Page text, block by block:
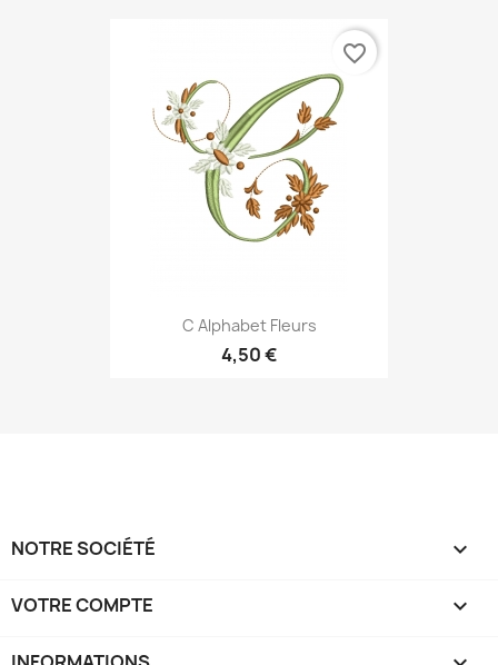
C Alphabet Fleurs
4,50 €
favorite_border
NOTRE SOCIÉTÉ 
VOTRE COMPTE 